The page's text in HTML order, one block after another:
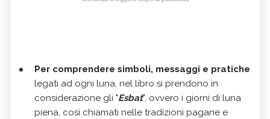
Per comprendere simboli, messaggi e pratiche
legati ad ogni luna, nel libro si prendono in
considerazione gli "Esbat", ovvero i giorni di luna
piena, così chiamati nelle tradizioni pagane e